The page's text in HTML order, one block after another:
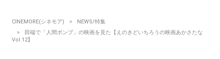
CINEMORE(シネモア)
NEWS/特集
田端で「人間ポンプ」の映画を見た【えのきどいちろうの映画あかさたな
Vol.12】